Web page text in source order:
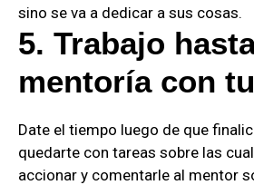
sino se va a dedicar a sus cosas.
5. Trabajo
mentoría con
Date el tiempo luego de que
quedarte con tareas sobre las
accionar y comentarle al mentor